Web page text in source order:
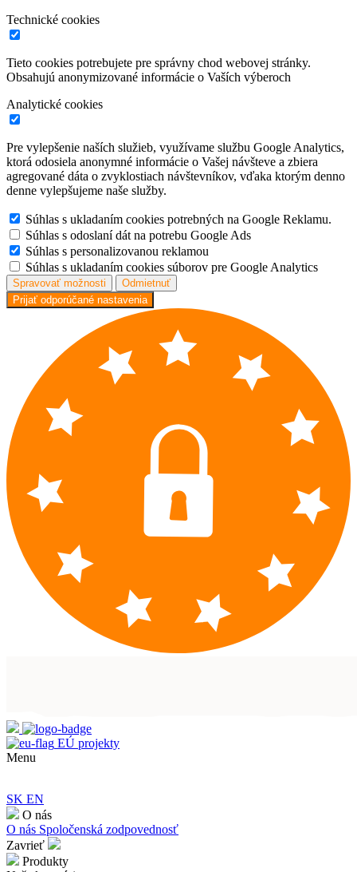
Technické cookies
Tieto cookies potrebujete pre správny chod webovej stránky.
Obsahujú anonymizované informácie o Vaších výberoch
Analytické cookies
Pre vylepšenie naších služieb, využívame službu Google Analytics,
ktorá odosiela anonymné informácie o Vašej návšteve a zbiera
agregované dáta o zvyklostiach návštevníkov, vďaka ktorým denno
denne vylepšujeme naše služby.
Súhlas s ukladaním cookies potrebných na Google Reklamu.
Súhlas s odoslaní dát na potrebu Google Ads
Súhlas s personalizovanou reklamou
Súhlas s ukladaním cookies súborov pre Google Analytics
Spravovať možnosti
Odmietnuť
Prijať odporúčané nastavenia
EÚ projekty
Menu
SK EN
O nás
O nás Spoločenská zodpovednosť
Zavrieť
Produkty